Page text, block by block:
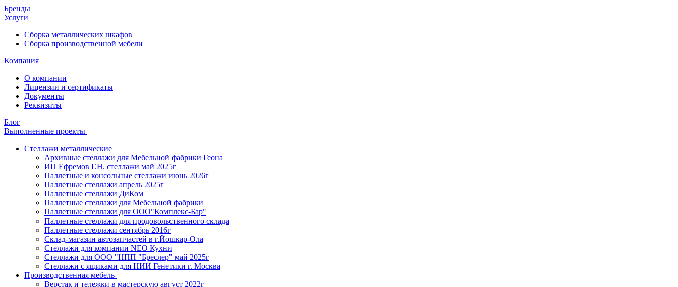
Бренды
Услуги
Сборка металлических шкафов
Сборка производственной мебели
Компания
О компании
Лицензии и сертификаты
Документы
Реквизиты
Блог
Выполненные проекты
Стеллажи металлические
Архивные стеллажи для Мебельной фабрики Геона
ИП Ефремов Г.Н. стеллажи май 2025г
Паллетные и консольные стеллажи июнь 2026г
Паллетные стеллажи апрель 2025г
Паллетные стеллажи ДиКом
Паллетные стеллажи для Мебельной фабрики
Паллетные стеллажи для ООО"Комплекс-Бар"
Паллетные стеллажи для продовольственного склада
Паллетные стеллажи сентябрь 2016г
Склад-магазин автозапчастей в г.Йошкар-Ола
Стеллажи для компании NEO Кухни
Стеллажи для ООО "НПП "Бреслер" май 2025г
Стеллажи с ящиками для НИИ Генетики г. Москва
Производственная мебель
Верстак и тележки в мастерскую август 2022г